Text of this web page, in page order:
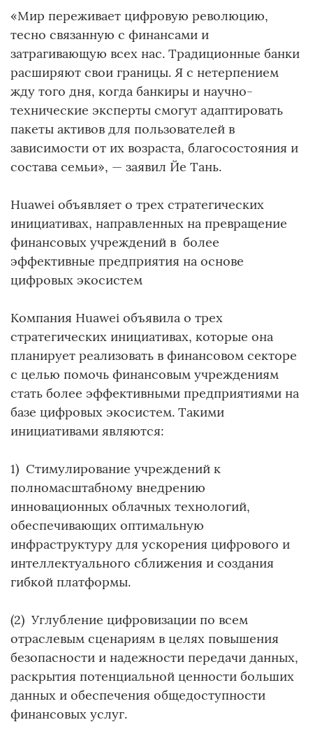
«Мир переживает цифровую революцию,
тесно связанную с финансами и
затрагивающую всех нас. Традиционные банки
расширяют свои границы. Я с нетерпением
жду того дня, когда банкиры и научно-
технические эксперты смогут адаптировать
пакеты активов для пользователей в
зависимости от их возраста, благосостояния и
состава семьи», — заявил Йе Тань.
Huawei объявляет о трех стратегических
инициативах, направленных на превращение
финансовых учреждений в более
эффективные предприятия на основе
цифровых экосистем
Компания Huawei объявила о трех
стратегических инициативах, которые она
планирует реализовать в финансовом секторе
с целью помочь финансовым учреждениям
стать более эффективными предприятиями на
базе цифровых экосистем. Такими
инициативами являются:
1) Стимулирование учреждений к
полномасштабному внедрению
инновационных облачных технологий,
обеспечивающих оптимальную
инфраструктуру для ускорения цифрового и
интеллектуального сближения и создания
гибкой платформы.
(2) Углубление цифровизации по всем
отраслевым сценариям в целях повышения
безопасности и надежности передачи данных,
раскрытия потенциальной ценности больших
данных и обеспечения общедоступности
финансовых услуг.